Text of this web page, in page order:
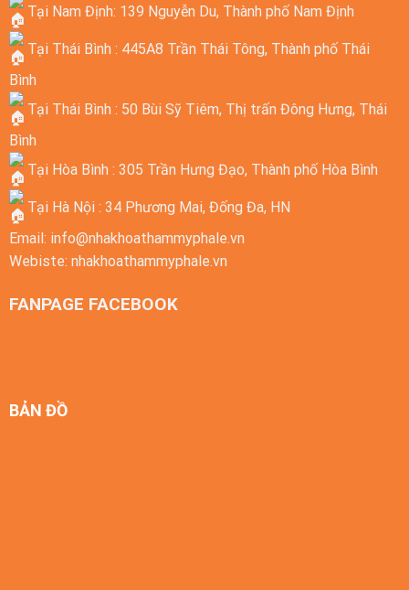
Tại Nam Định: 139 Nguyễn Du, Thành phố Nam Định
Tại Thái Bình : 445A8 Trần Thái Tông, Thành phố Thái
Bình
Tại Thái Bình : 50 Bùi Sỹ Tiêm, Thị trấn Đông Hưng, Thái
Bình
Tại Hòa Bình : 305 Trần Hưng Đạo, Thành phố Hòa Bình
Tại Hà Nội : 34 Phương Mai, Đống Đa, HN
Email: info@nhakhoathammyphale.vn
Webiste: nhakhoathammyphale.vn
FANPAGE FACEBOOK
BẢN ĐỒ